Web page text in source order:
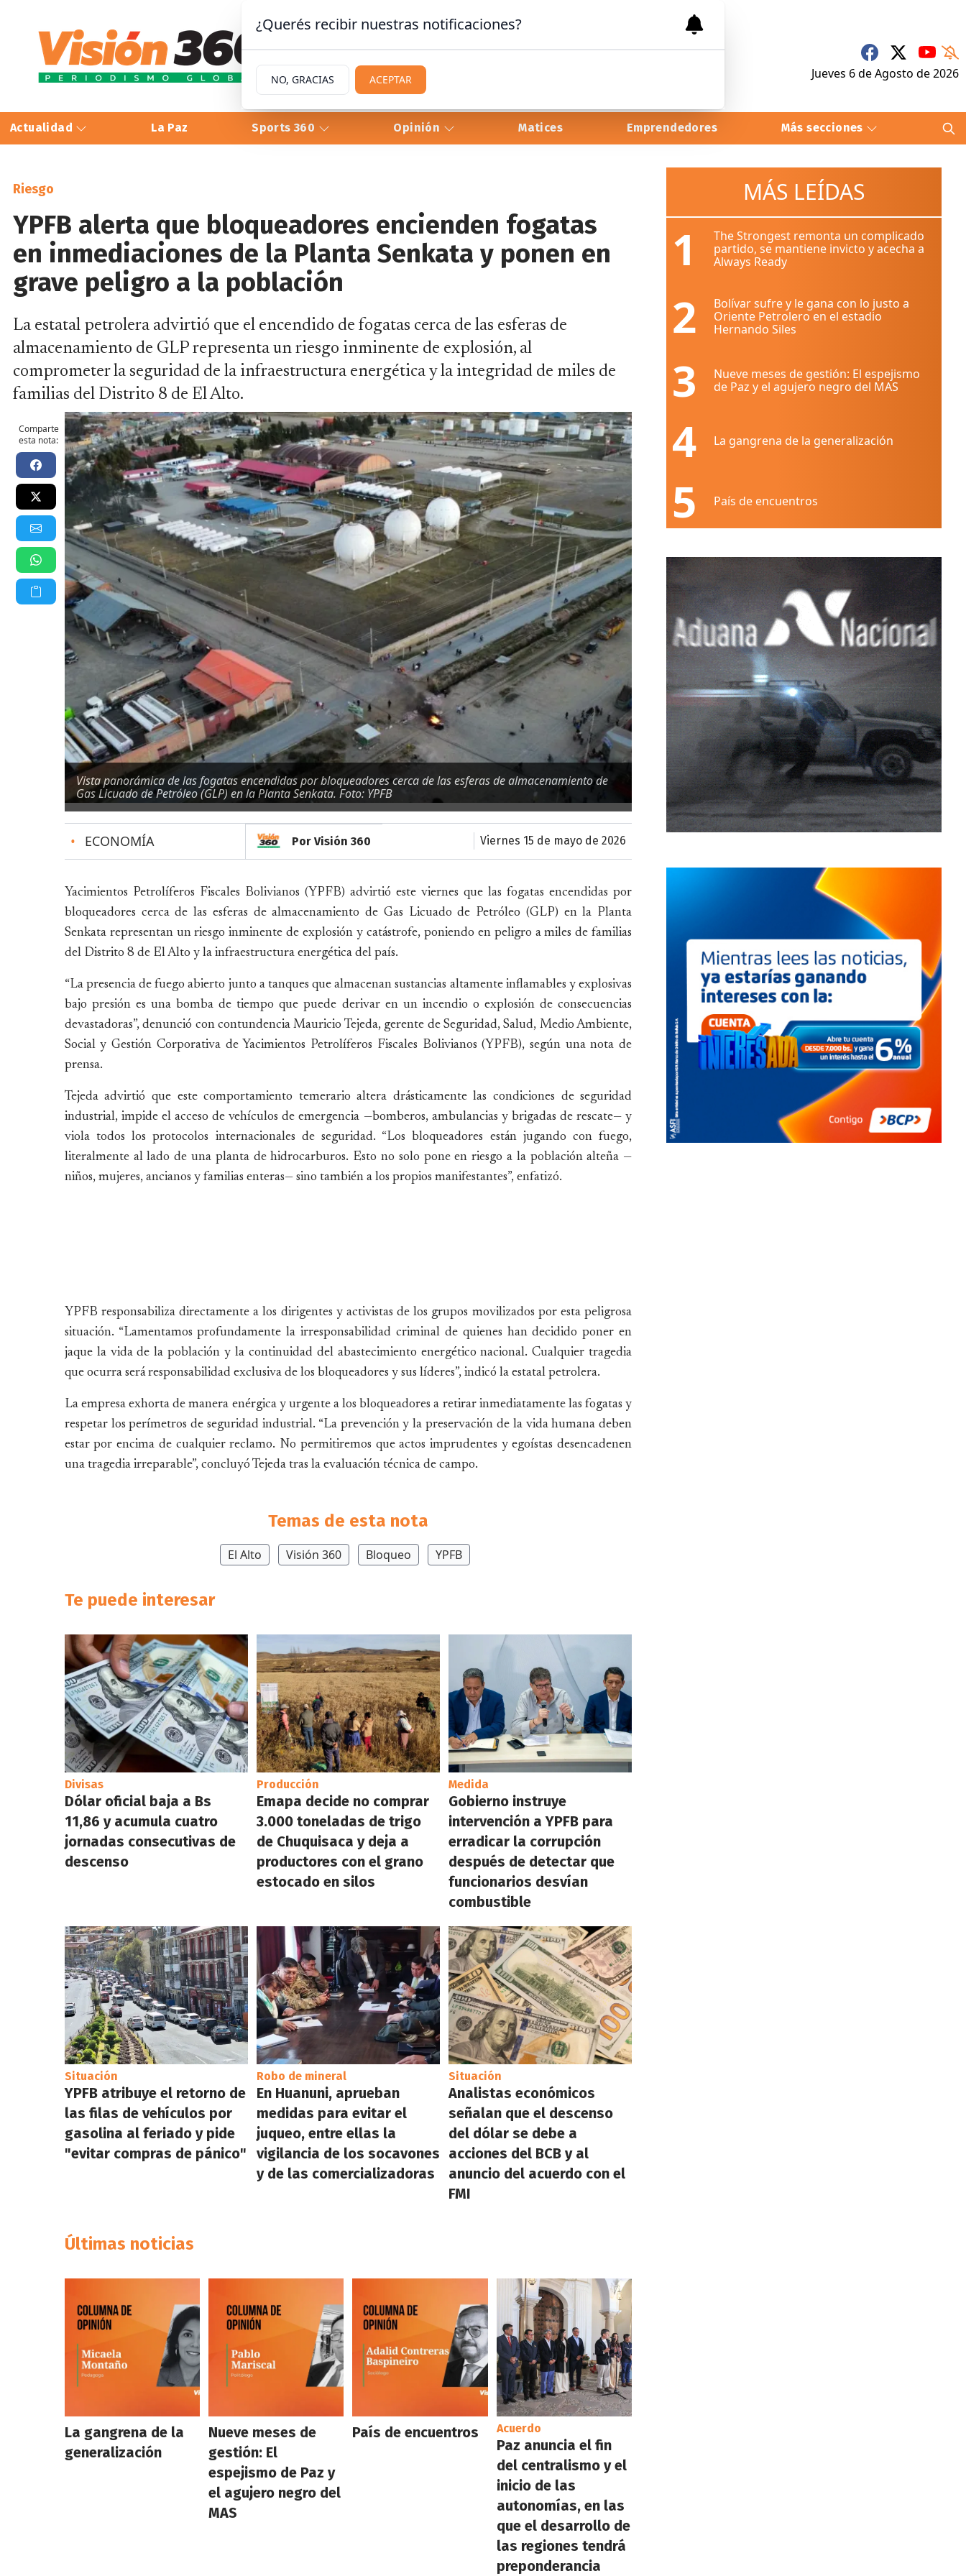
Jueves 6deAgosto de 2026
Actualidad La Paz Sports 360 Opinión Matices Emprendedores Más secciones
Riesgo
YPFB alerta que bloqueadores encienden fogatas
en inmediaciones de la Planta Senkata y ponen en
grave peligro a la población
La estatal petrolera advirtió que el encendido de fogatas cerca de las esferas de
almacenamiento de GLP representa un riesgo inminente de explosión, al
comprometer la seguridad de la infraestructura energética y la integridad de miles de
familias del Distrito 8 de El Alto.
Comparte
esta nota:
Vista panorámica de las fogatas encendidas por bloqueadores cerca de las esferas de almacenamiento de
Gas Licuado de Petróleo (GLP) en la Planta Senkata. Foto: YPFB
• ECONOMÍA Por Visión 360 viernes 15 de mayo de 2026
Yacimientos Petrolíferos Fiscales Bolivianos (YPFB) advirtió este viernes que las fogatas encendidas por
bloqueadores cerca de las esferas de almacenamiento de Gas Licuado de Petróleo (GLP) en la Planta
Senkata representan un riesgo inminente de explosión y catástrofe, poniendo en peligro a miles de familias
del Distrito 8 de El Alto y la infraestructura energética del país.
“La presencia de fuego abierto junto a tanques que almacenan sustancias altamente inflamables y explosivas
bajo presión es una bomba de tiempo que puede derivar en un incendio o explosión de consecuencias
devastadoras”, denunció con contundencia Mauricio Tejeda, gerente de Seguridad, Salud, Medio Ambiente,
Social y Gestión Corporativa de Yacimientos Petrolíferos Fiscales Bolivianos (YPFB), según una nota de
prensa.
Tejeda advirtió que este comportamiento temerario altera drásticamente las condiciones de seguridad
industrial, impide el acceso de vehículos de emergencia —bomberos, ambulancias y brigadas de rescate— y
viola todos los protocolos internacionales de seguridad. “Los bloqueadores están jugando con fuego,
literalmente al lado de una planta de hidrocarburos. Esto no solo pone en riesgo a la población alteña —
niños, mujeres, ancianos y familias enteras— sino también a los propios manifestantes”, enfatizó.
YPFB responsabiliza directamente a los dirigentes y activistas de los grupos movilizados por esta peligrosa
situación. “Lamentamos profundamente la irresponsabilidad criminal de quienes han decidido poner en
jaque la vida de la población y la continuidad del abastecimiento energético nacional. Cualquier tragedia
que ocurra será responsabilidad exclusiva de los bloqueadores y sus líderes”, indicó la estatal petrolera.
La empresa exhorta de manera enérgica y urgente a los bloqueadores a retirar inmediatamente las fogatas y
respetar los perímetros de seguridad industrial. “La prevención y la preservación de la vida humana deben
estar por encima de cualquier reclamo. No permitiremos que actos imprudentes y egoístas desencadenen
una tragedia irreparable”, concluyó Tejeda tras la evaluación técnica de campo.
Temas de esta nota
El Alto Visión 360 Bloqueo YPFB
Te puede interesar
Divisas
Dólar oficial baja a Bs
11,86 y acumula cuatro
jornadas consecutivas de
descenso
Producción
Emapa decide no comprar
3.000 toneladas de trigo
de Chuquisaca y deja a
productores con el grano
estocado en silos
Medida
Gobierno instruye
intervención a YPFB para
erradicar la corrupción
después de detectar que
funcionarios desvían
combustible
Situación
YPFB atribuye el retorno de
las filas de vehículos por
gasolina al feriado y pide
"evitar compras de pánico"
Robo de mineral
En Huanuni, aprueban
medidas para evitar el
juqueo, entre ellas la
vigilancia de los socavones
y de las comercializadoras
Situación
Analistas económicos
señalan que el descenso
del dólar se debe a
acciones del BCB y al
anuncio del acuerdo con el
FMI
Últimas noticias
La gangrena de la
generalización
Nueve meses de
gestión: El
espejismo de Paz y
el agujero negro del
MAS
País de encuentros Acuerdo
Paz anuncia el fin
del centralismo y el
inicio de las
autonomías, en las
que el desarrollo de
las regiones tendrá
preponderancia
MÁS LEÍDAS
1
The Strongest remonta un complicado
partido, se mantiene invicto y acecha a
Always Ready
2
Bolívar sufre y le gana con lo justo a
Oriente Petrolero en el estadio
Hernando Siles
3
Nueve meses de gestión: El espejismo
de Paz y el agujero negro del MAS
4 La gangrena de la generalización
5 País de encuentros
¿Querés recibir nuestras notificaciones?
NO, GRACIAS ACEPTAR